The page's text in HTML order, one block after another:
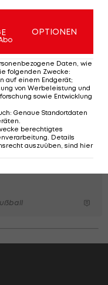
verliert
deutschen
nach
OPTIONEN
Daten, wie
folgenden Zwecke:
auf einem Endgerät;
von Werbeleistung und
sowie Entwicklung
: Genaue Standortdaten
berechtigtes
Details
auszuüben, sind hier